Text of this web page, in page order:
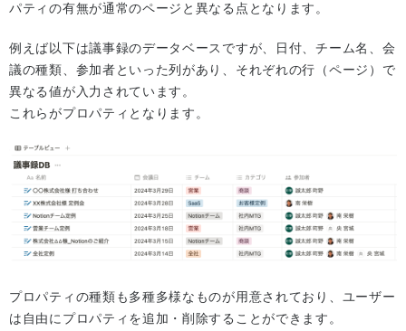
パティの有無が通常のページと異なる点となります。
例えば以下は議事録のデータベースですが、日付、チーム名、会
議の種類、参加者といった列があり、それぞれの行（ページ）で
異なる値が入力されています。
これらがプロパティとなります。
プロパティの種類も多種多様なものが用意されており、ユーザー
は自由にプロパティを追加・削除することができます。